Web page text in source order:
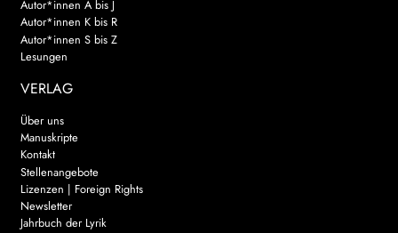
Autor*innen A bis J
Autor*innen K bis R
Autor*innen S bis Z
Lesungen
VERLAG
Über uns
Manuskripte
Kontakt
Stellenangebote
Lizenzen | Foreign Rights
Newsletter
Jahrbuch der Lyrik